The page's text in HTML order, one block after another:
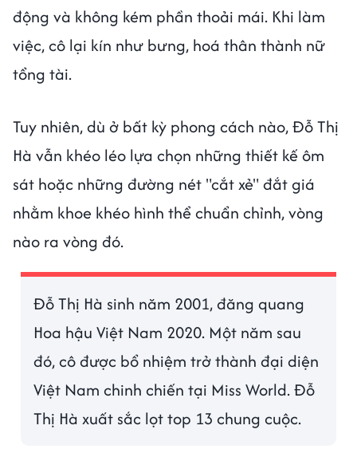
động và không kém phần thoải mái. Khi làm
việc, cô lại kín như bưng, hoá thân thành nữ
tổng tài.
Tuy nhiên, dù ở bất kỳ phong cách nào, Đỗ Thị
Hà vẫn khéo léo lựa chọn những thiết kế ôm
sát hoặc những đường nét "cắt xẻ" đắt giá
nhằm khoe khéo hình thể chuẩn chỉnh, vòng
nào ra vòng đó.
Đỗ Thị Hà sinh năm 2001, đăng quang
Hoa hậu Việt Nam 2020. Một năm sau
đó, cô được bổ nhiệm trở thành đại diện
Việt Nam chinh chiến tại Miss World. Đỗ
Thị Hà xuất sắc lọt top 13 chung cuộc.